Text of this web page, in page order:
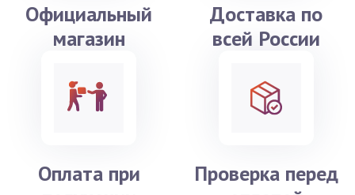
Официальный
магазин
Доставка по
всей России
Оплата при
Проверка перед